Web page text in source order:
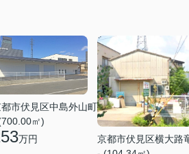
市伏見区中島外山町
㎡)
万円
京都市伏見区横大路